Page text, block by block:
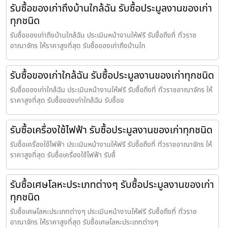
รับซื้อของเก่าถึงบ้านใกล้ฉัน รับซื้อประมูลงานของเก่า
ทุกชนิด
รับซื้อของเก่าถึงบ้านใกล้ฉัน ประเมินหน้างานให้ฟรี รับซื้อถึงที่ ทั่วราช
อาณาจักร ให้ราคาสูงที่สุด รับซื้อของเก่าถึงบ้านใก
รับซื้อของเก่าใกล้ฉัน รับซื้อประมูลงานของเก่าทุกชนิด
รับซื้อของเก่าใกล้ฉัน ประเมินหน้างานให้ฟรี รับซื้อถึงที่ ทั่วราชอาณาจักร ให้
ราคาสูงที่สุด รับซื้อของเก่าใกล้ฉัน รับซื้อข
รับซื้อเครื่องใช้ไฟฟ้า รับซื้อประมูลงานของเก่าทุกชนิด
รับซื้อเครื่องใช้ไฟฟ้า ประเมินหน้างานให้ฟรี รับซื้อถึงที่ ทั่วราชอาณาจักร ให้
ราคาสูงที่สุด รับซื้อเครื่องใช้ไฟฟ้า รับซื้
รับซื้อเศษโลหะประเภทต่างๆ รับซื้อประมูลงานของเก่า
ทุกชนิด
รับซื้อเศษโลหะประเภทต่างๆ ประเมินหน้างานให้ฟรี รับซื้อถึงที่ ทั่วราช
อาณาจักร ให้ราคาสูงที่สุด รับซื้อเศษโลหะประเภทต่างๆ